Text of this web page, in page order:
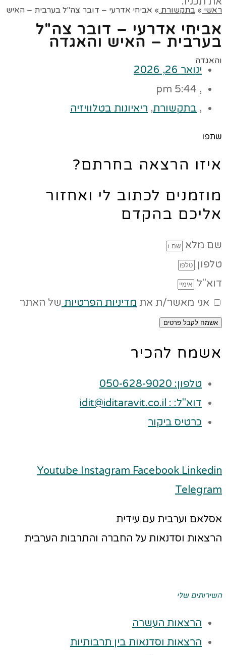
ראשי » בתקשורת » אביחי אדרעי – דובר צה"ל בערבית – האיש
והאגדה
אביחי אדרעי – דובר צה"ל
בערבית – האיש והאגדה
ינואר 26, 2026
5:44 pm
בתקשורת,ריאיונות בטלוויזיה
שתפו
איזו הרצאה בחרתם?
מוזמנים לכתוב לי ואחזור
אליכם בהקדם
שם מלא
טלפון
דוא"ל
אני מאשר/ת אתמדיניות הפרטיותשל האתר
אשמח לקבל פרטים
אשמח להכיר
טלפון: 050-628-9020
דוא"ל: : idit@iditaravit.co.il
כרטיס ביקור
Youtube Instagram Facebook Linkedin
Telegram
אסלאם וערבית עם עידית
הרצאות וסדנאות על החברה והתרבות הערבית
השירותים שלי
הרצאות העשרה
הרצאות וסדנאות בין תרבותיות